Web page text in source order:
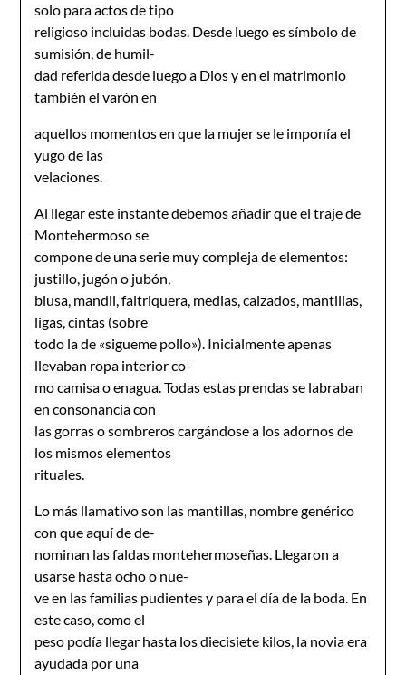
solo para actos de tipo
religioso incluidas bodas. Desde luego es símbolo de
sumisión, de humil-
dad referida desde luego a Dios y en el matrimonio
también el varón en
aquellos momentos en que la mujer se le imponía el
yugo de las
velaciones.
Al llegar este instante debemos añadir que el traje de
Montehermoso se
compone de una serie muy compleja de elementos:
justillo, jugón o jubón,
blusa, mandil, faltriquera, medias, calzados, mantillas,
ligas, cintas (sobre
todo la de «sigueme pollo»). Inicialmente apenas
llevaban ropa interior co-
mo camisa o enagua. Todas estas prendas se labraban
en consonancia con
las gorras o sombreros cargándose a los adornos de
los mismos elementos
rituales.
Lo más llamativo son las mantillas, nombre genérico
con que aquí de de-
nominan las faldas montehermoseñas. Llegaron a
usarse hasta ocho o nue-
ve en las familias pudientes y para el día de la boda. En
este caso, como el
peso podía llegar hasta los diecisiete kilos, la novia era
ayudada por una